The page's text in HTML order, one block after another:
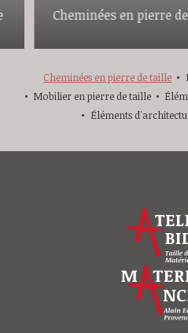
Cheminées en pierre
Cheminées en pierre de taille
Mobilier en pierre de taille
Éléments